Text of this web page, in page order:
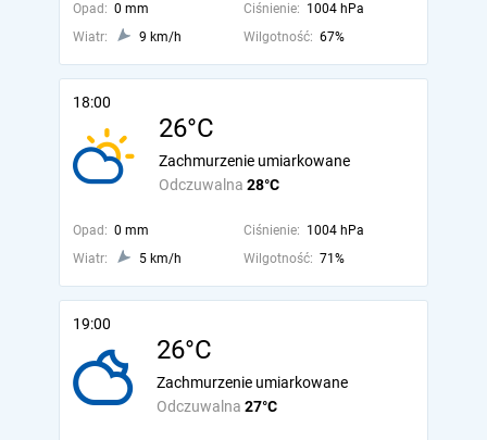
Opad: 0 mm Ciśnienie: 1004 hPa
Wiatr:
9 km/h Wilgotność: 67%
18:00
26°C
Odczuwalna 28°C
Zachmurzenie umiarkowane
Opad: 0 mm Ciśnienie: 1004 hPa
Wiatr:
5 km/h Wilgotność: 71%
19:00
26°C
Odczuwalna 27°C
Zachmurzenie umiarkowane